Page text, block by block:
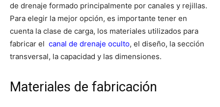
de drenaje formado principalmente por canales y rejillas.
Para elegir la mejor opción, es importante tener en
cuenta la clase de carga, los materiales utilizados para
fabricar el canal de drenaje oculto, el diseño, la sección
transversal, la capacidad y las dimensiones.
Materiales de fabricación